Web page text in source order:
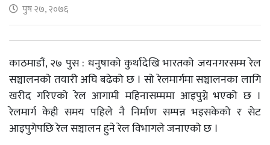
पुष २७, २०७६
काठमाडौं, २७ पुस : धनुषाको कुर्थादेखि भारतको जयनगरसम्म रेल
सञ्चालनको तयारी अघि बढेको छ । सो रेलमार्गमा सञ्चालनका लागि
खरीद गरिएको रेल आगामी महिनासम्ममा आइपुग्ने भएको छ ।
रेलमार्ग केही समय पहिले नै निर्माण सम्पन्न भइसकेको र सेट
आइपुगेपछि रेल सञ्चालन हुने रेल विभागले जनाएको छ ।